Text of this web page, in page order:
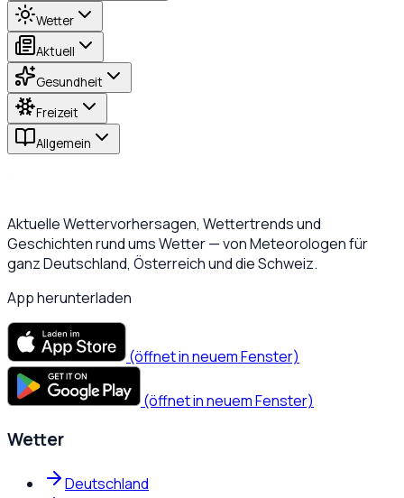
Wetter
Aktuell
Gesundheit
Freizeit
Allgemein
Aktuelle Wettervorhersagen, Wettertrends und
Geschichten rund ums Wetter — von Meteorologen für
ganz Deutschland, Österreich und die Schweiz.
App herunterladen
(öffnet in neuem Fenster)
(öffnet in neuem Fenster)
Wetter
Deutschland